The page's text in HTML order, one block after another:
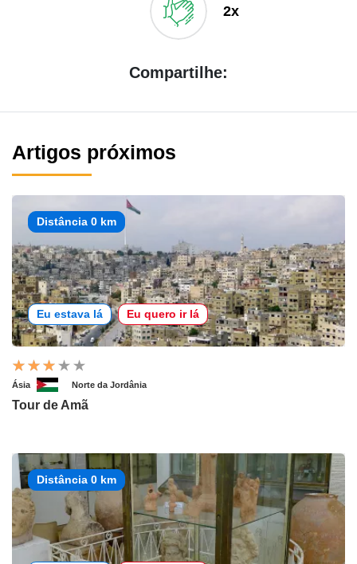
2x
Compartilhe:
Artigos próximos
Distância 0 km
Eu estava lá Eu quero ir lá
Ásia Norte da Jordânia
Tour de Amã
Distância 0 km